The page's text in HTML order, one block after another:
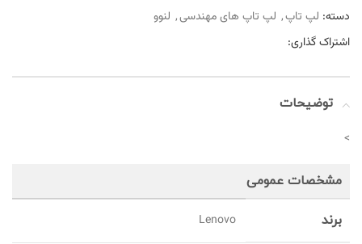
دسته: لپ تاپ, لپ تاپ های مهندسی, لنوو
اشتراک گذاری:
توضیحات
>
مشخصات عمومی
برند Lenovo